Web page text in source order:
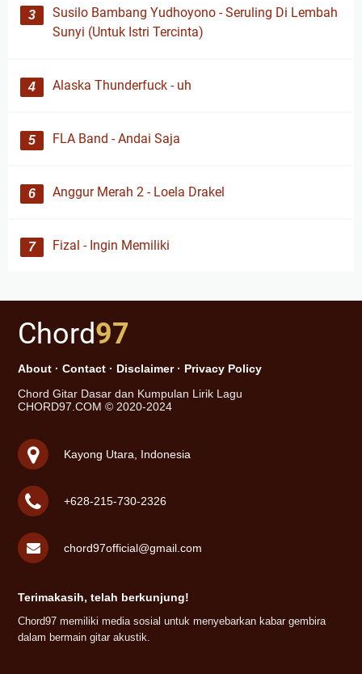
Susilo Bambang Yudhoyono - Seruling Di Lembah
Sunyi (Untuk Istri Tercinta)
Alaska Thunderfuck - uh
FLA Band - Andai Saja
Anggur Merah 2 - Loela Drakel
Fizal - Ingin Memiliki
Chord97
About · Contact · Disclaimer· Privacy Policy
Chord Gitar Dasar dan Kumpulan Lirik Lagu
CHORD97.COM © 2020-2024
Kayong Utara, Indonesia
+628-215-730-2326
chord97official@gmail.com
Terimakasih, telah berkunjung!
Chord97 memiliki media sosial untuk menyebarkan kabar gembira
dalam bermain gitar akustik.